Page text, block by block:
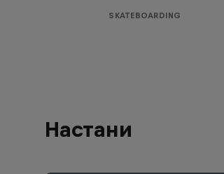
SKATEBOARDING
Настани